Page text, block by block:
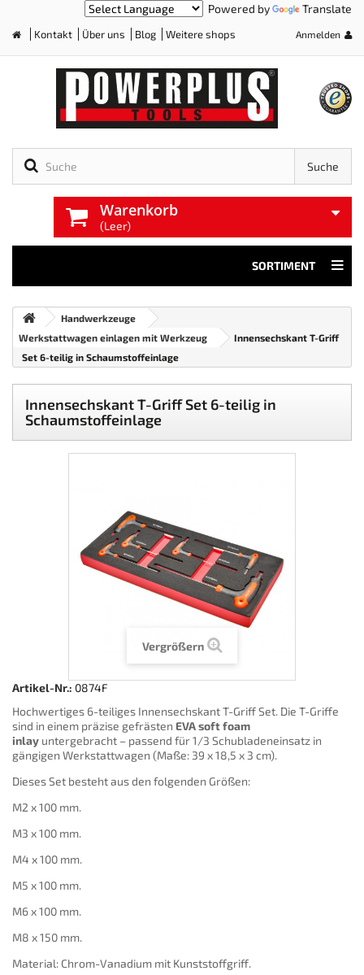
Powered by Translate
Kontakt Über uns Blog Weitere shops Anmelden
Suche
Warenkorb
(Leer)
SORTIMENT
Handwerkzeuge
Werkstattwagen einlagen mit Werkzeug
Innensechskant T-Griff
Set 6-teilig in Schaumstoffeinlage
Innensechskant T-Griff Set 6-teilig in
Schaumstoffeinlage
Vergrößern
Artikel-Nr.: 0874F
Hochwertiges 6-teiliges Innensechskant T-Griff Set. Die T-Griffe
sind in einem präzise gefrästen EVA soft foam
inlay untergebracht – passend für 1/3 Schubladeneinsatz in
gängigen Werkstattwagen (Maße: 39 x 18,5 x 3 cm).
Dieses Set besteht aus den folgenden Größen:
M2 x 100 mm.
M3 x 100 mm.
M4 x 100 mm.
M5 x 100 mm.
M6 x 100 mm.
M8 x 150 mm.
Material: Chrom-Vanadium mit Kunststoffgriff.